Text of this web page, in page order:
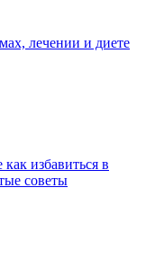
лечении и диете
избавиться в
советы